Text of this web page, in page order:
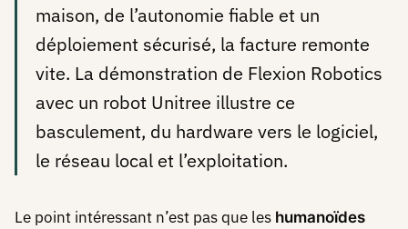
maison, de l’autonomie fiable et un
déploiement sécurisé, la facture remonte
vite. La démonstration de Flexion Robotics
avec un robot Unitree illustre ce
basculement, du hardware vers le logiciel,
le réseau local et l’exploitation.
Le point intéressant n’est pas que les humanoïdes